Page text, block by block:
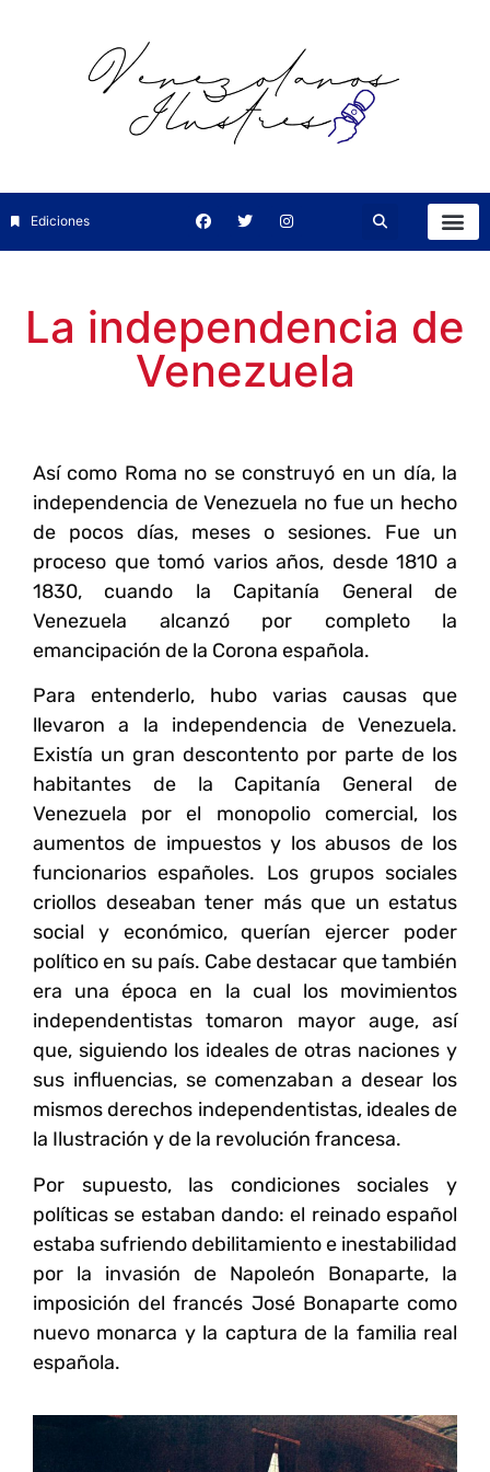
Ediciones
La independencia de
Venezuela
Así como Roma no se construyó en un día, la
independencia de Venezuela no fue un hecho
de pocos días, meses o sesiones. Fue un
proceso que tomó varios años, desde 1810 a
1830, cuando la Capitanía General de
Venezuela alcanzó por completo la
emancipación de la Corona española.
Para entenderlo, hubo varias causas que
llevaron a la independencia de Venezuela.
Existía un gran descontento por parte de los
habitantes de la Capitanía General de
Venezuela por el monopolio comercial, los
aumentos de impuestos y los abusos de los
funcionarios españoles. Los grupos sociales
criollos deseaban tener más que un estatus
social y económico, querían ejercer poder
político en su país. Cabe destacar que también
era una época en la cual los movimientos
independentistas tomaron mayor auge, así
que, siguiendo los ideales de otras naciones y
sus influencias, se comenzaban a desear los
mismos derechos independentistas, ideales de
la Ilustración y de la revolución francesa.
Por supuesto, las condiciones sociales y
políticas se estaban dando: el reinado español
estaba sufriendo debilitamiento e inestabilidad
por la invasión de Napoleón Bonaparte, la
imposición del francés José Bonaparte como
nuevo monarca y la captura de la familia real
española.